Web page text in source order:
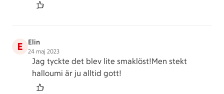
E Elin
24 maj 2023
Jag tyckte det blev lite smaklöst!Men stekt
halloumi är ju alltid gott!